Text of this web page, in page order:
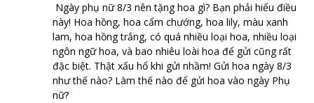
Ngày phụ nữ 8/3 nên tặng hoa gì? Bạn phải hiểu điều
này! Hoa hồng, hoa cẩm chướng, hoa lily, màu xanh
lam, hoa hồng trắng, có quá nhiều loại hoa, nhiều loại
ngôn ngữ hoa, và bao nhiêu loài hoa để gửi cũng rất
đặc biệt. Thật xấu hổ khi gửi nhầm! Gửi hoa ngày 8/3
như thế nào? Làm thế nào để gửi hoa vào ngày Phụ
nữ?